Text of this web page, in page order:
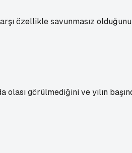
özellikle savunmasız
görülmediğini ve yılın